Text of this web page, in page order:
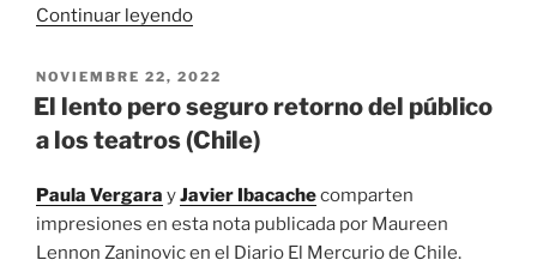
Continuar leyendo«
el
lanzamiento
de
REDLAP
para
Alternativa
Teatral
PUBLICADO
EL
NOVIEMBRE 22, 2022
El lento pero seguro retorno del público
a los teatros (Chile)
Paula Vergara yJavier Ibacachecomparten
impresiones en esta nota publicada por Maureen
Lennon Zaninovic en el Diario El Mercurio de Chile.